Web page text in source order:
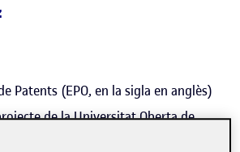
Patents (EPO, en la sigla en anglès)
de la Universitat Oberta de